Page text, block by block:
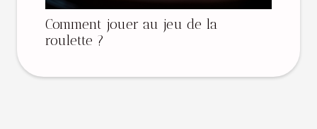
Comment jouer au jeu de la
roulette ?